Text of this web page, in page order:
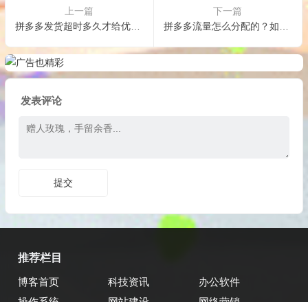
上一篇
拼多多发货超时多久才给优惠券？怎么申请赔付？
下一篇
发表评论
推荐栏目
博客首页 科技资讯
办公软件